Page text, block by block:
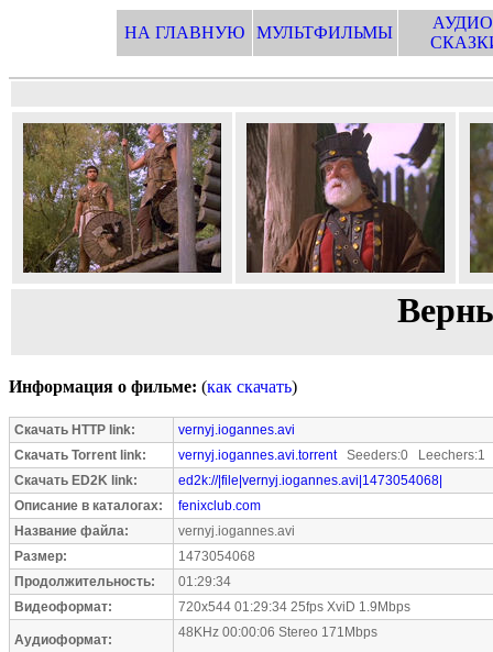
НА ГЛАВНУЮ МУЛЬТФИЛЬМЫ
Информация о фильме: (как скачать)
Скачать HTTP link:
vernyj.iogannes.avi
Скачать Torrent link:
vernyj.iogannes.avi.torrentSeeders:0 Leechers:1
Скачать ED2K link:
ed2k://|file|vernyj.iogannes.avi|1473054068|
Описание в каталогах:
fenixclub.com
Название файла:
vernyj.iogannes.avi
Размер:
1473054068
Продолжительность:
01:29:34
Видеоформат:
720x544 01:29:34 25fps XviD 1.9Mbps
Аудиоформат: 48KHz 00:00:06 Stereo 171Mbps